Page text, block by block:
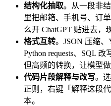
结构化抽取。从一段非
里把邮箱、手机号、订
么开 ChatGPT 贴进去，
格式互转。JSON 压缩
Python requests、SQL
但高频的转换，让模型
代码片段解释与改写。
正则，右键「解释这段
本。